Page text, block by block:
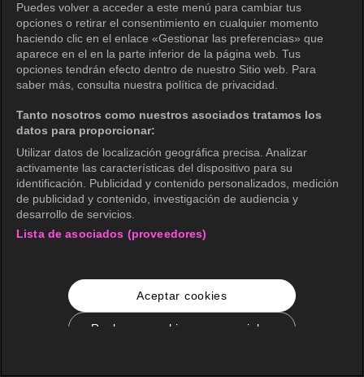
Puedes volver a acceder a este menú para cambiar tus
opciones o retirar el consentimiento en cualquier momento
haciendo clic en el enlace «Gestionar las preferencias» que
aparece en el en la parte inferior de la página web. Tus
opciones tendrán efecto dentro de nuestro Sitio web. Para
saber más, consulta nuestra política de privacidad.
Tanto nosotros como nuestros asociados tratamos los
datos para proporcionar:
Utilizar datos de localización geográfica precisa. Analizar
activamente las características del dispositivo para su
identificación. Publicidad y contenido personalizados, medición
de publicidad y contenido, investigación de audiencia y
desarrollo de servicios.
Lista de asociados (proveedores)
Aceptar cookies
Rechazar cookies no esenciales